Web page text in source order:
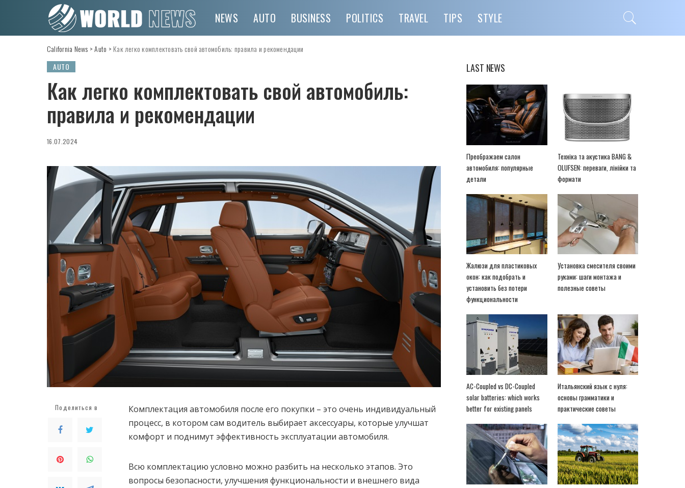
NEWS AUTO BUSINESS POLITICS TRAVEL TIPS STYLE
California News >Auto > Как легко комплектовать свой автомобиль: правила и рекомендации
AUTO
Как легко комплектовать свой автомобиль:
правила и рекомендации
16.07.2024
Поделиться в
Комплектация автомобиля после его покупки – это очень индивидуальный
процесс, в котором сам водитель выбирает аксессуары, которые улучшат
комфорт и поднимут эффективность эксплуатации автомобиля.
Всю комплектацию условно можно разбить на несколько этапов. Это
вопросы безопасности, улучшения функциональности и внешнего вида
LAST NEWS
Преображаем салон
автомобиля: популярные
детали
Техніка та акустика BANG &
OLUFSEN: переваги, лінійки та
формати
Жалюзи для пластиковых
окон: как подобрать и
установить без потери
функциональности
Установка смесителя своими
руками: шаги монтажа и
полезные советы
AC-Coupled vs DC-Coupled
solar batteries: which works
better for existing panels
Итальянский язык с нуля:
основы грамматики и
практические советы